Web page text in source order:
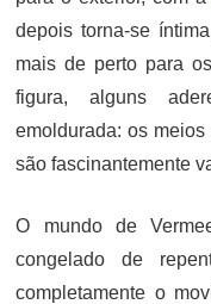
depois torna-se
mais de perto para
figura, alguns
emoldurada: os
são fascinantemente
O mundo de
congelado de
completamente o